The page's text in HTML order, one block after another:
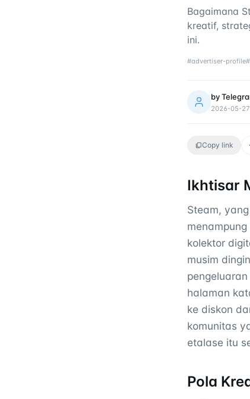
Bagaimana
kreatif,
ini.
#advertiser-profile#
by
2026-05-27
Copy link
Ikhtisar
Steam,
kolektor
musim
halaman
ke diskon
komunitas
etalase itu
Pola